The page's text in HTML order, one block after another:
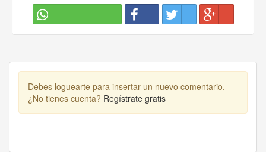
Debes loguearte para insertar un nuevo comentario.
¿No tienes cuenta? Regístrate gratis